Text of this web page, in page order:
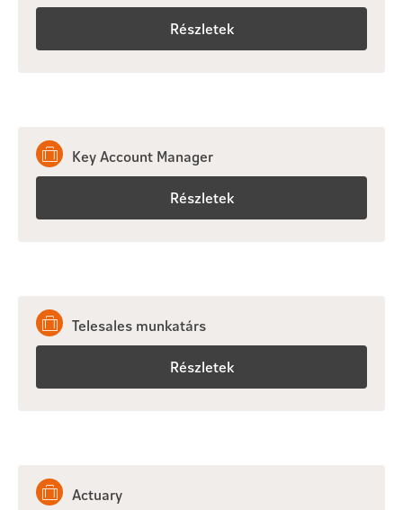
Részletek
Key Account Manager
Részletek
Telesales munkatárs
Részletek
Actuary